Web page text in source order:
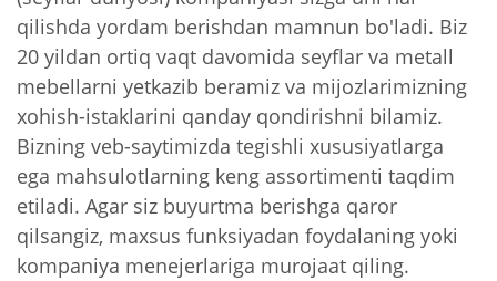
qilishda yordam berishdan mamnun bo'ladi. Biz
20 yildan ortiq vaqt davomida seyflar va metall
mebellarni yetkazib beramiz va mijozlarimizning
xohish-istaklarini qanday qondirishni bilamiz.
Bizning veb-saytimizda tegishli xususiyatlarga
ega mahsulotlarning keng assortimenti taqdim
etiladi. Agar siz buyurtma berishga qaror
qilsangiz, maxsus funksiyadan foydalaning yoki
kompaniya menejerlariga murojaat qiling.